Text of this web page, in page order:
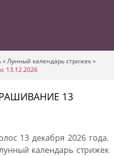
»Лунный календарь стрижек»
13.12.2026
13
13 декабря 2026 года.
календарь стрижек